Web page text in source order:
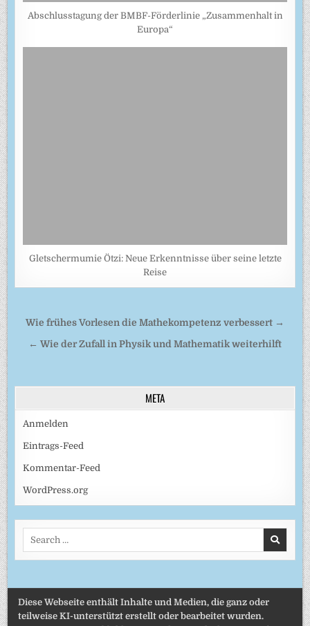
Abschlusstagung der BMBF-Förderlinie „Zusammenhalt in
Europa“
Gletschermumie Ötzi: Neue Erkenntnisse über seine letzte
Reise
Beitragsnavigation
Wie frühes Vorlesen die Mathekompetenz verbessert →
← Wie der Zufall in Physik und Mathematik weiterhilft
META
Anmelden
Eintrags-Feed
Kommentar-Feed
WordPress.org
Diese Webseite enthält Inhalte und Medien, die ganz oder
teilweise KI-unterstützt erstellt oder bearbeitet wurden.